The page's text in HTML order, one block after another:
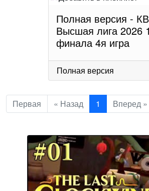
Полная версия -
Высшая лига 2026
финала 4я игра
Полная версия
Первая « Назад 1 Вперед »